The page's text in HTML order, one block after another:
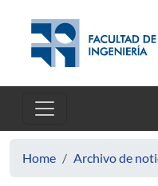
Home Archivo de